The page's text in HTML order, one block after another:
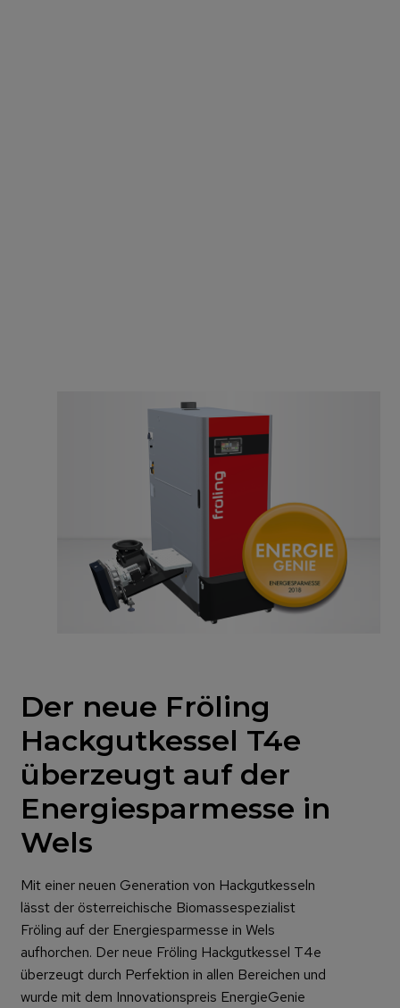
Der neue Fröling
Hackgutkessel T4e
überzeugt auf der
Energiesparmesse in
Wels
Mit einer neuen Generation von Hackgutkesseln
lässt der österreichische Biomassespezialist
Fröling auf der Energiesparmesse in Wels
aufhorchen. Der neue Fröling Hackgutkessel T4e
überzeugt durch Perfektion in allen Bereichen und
wurde mit dem Innovationspreis EnergieGenie